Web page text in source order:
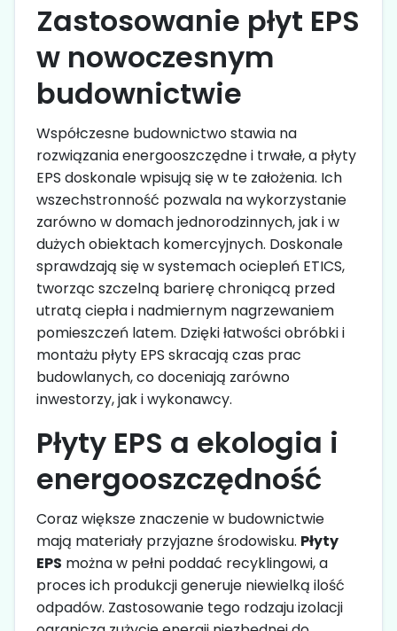
Zastosowanie płyt EPS
w nowoczesnym
budownictwie
Współczesne budownictwo stawia na
rozwiązania energooszczędne i trwałe, a płyty
EPS doskonale wpisują się w te założenia. Ich
wszechstronność pozwala na wykorzystanie
zarówno w domach jednorodzinnych, jak i w
dużych obiektach komercyjnych. Doskonale
sprawdzają się w systemach ociepleń ETICS,
tworząc szczelną barierę chroniącą przed
utratą ciepła i nadmiernym nagrzewaniem
pomieszczeń latem. Dzięki łatwości obróbki i
montażu płyty EPS skracają czas prac
budowlanych, co doceniają zarówno
inwestorzy, jak i wykonawcy.
Płyty EPS a ekologia i
energooszczędność
Coraz większe znaczenie w budownictwie
mają materiały przyjazne środowisku. Płyty
EPS można w pełni poddać recyklingowi, a
proces ich produkcji generuje niewielką ilość
odpadów. Zastosowanie tego rodzaju izolacji